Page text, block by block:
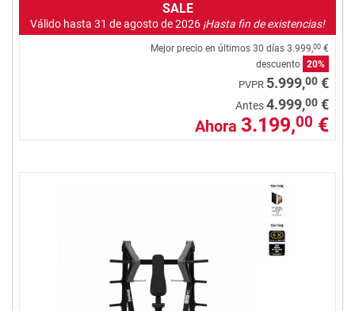
SALE
Válido hasta 31 de agosto de 2026 ¡Hasta fin de existencias!
Mejor precio en últimos 30 días 3.999,00 €
descuento 20%
PVPR 5.999,00 €
Antes4.999,00 €
Ahora 3.199,00 €